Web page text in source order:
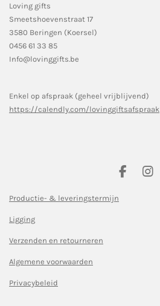
Loving gifts
Smeetshoevenstraat 17
3580 Beringen (Koersel)
0456 61 33 85
Info@lovinggifts.be
Enkel op afspraak (geheel vrijblijvend)
https://calendly.com/lovinggiftsafspraak
F
I
Productie- & leveringstermijn
Ligging
Verzenden en retourneren
Algemene voorwaarden
Privacybeleid